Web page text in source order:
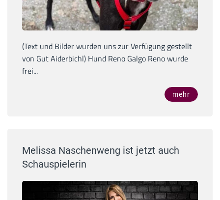
(Text und Bilder wurden uns zur Verfügung gestellt
von Gut Aiderbichl) Hund Reno Galgo Reno wurde
frei...
mehr
Melissa Naschenweng ist jetzt auch
Schauspielerin